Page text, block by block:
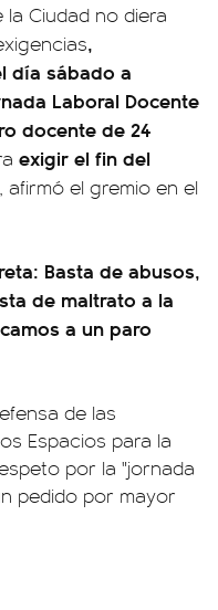
Ciudad no diera
,
día sábado a
Laboral Docente
docente de 24
exigir el fin del
afirmó el gremio en el
Basta de abusos,
de maltrato a la
a un paro
de las
Espacios para la
por la "jornada
pedido por mayor